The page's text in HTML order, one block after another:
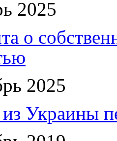
2025
о
2025
Украины